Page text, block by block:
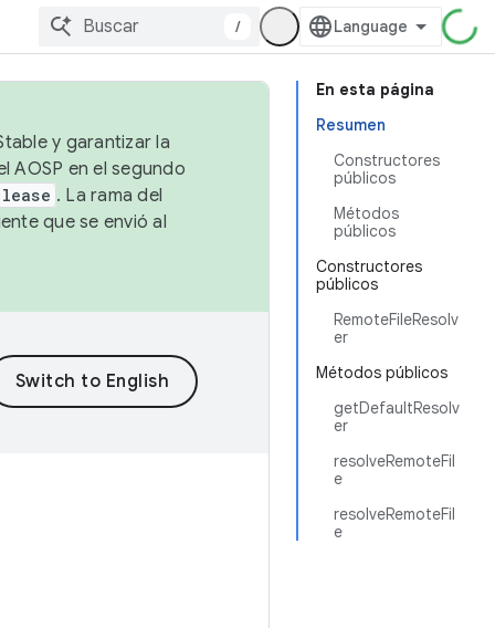
/
En esta página
Resumen
Constructores
públicos
Métodos
públicos
Constructores
públicos
RemoteFileResolv
er
Métodos públicos
getDefaultResolv
er
resolveRemoteFil
e
resolveRemoteFil
e
y garantizar la
AOSP en el segundo
. La rama del
que se envió al